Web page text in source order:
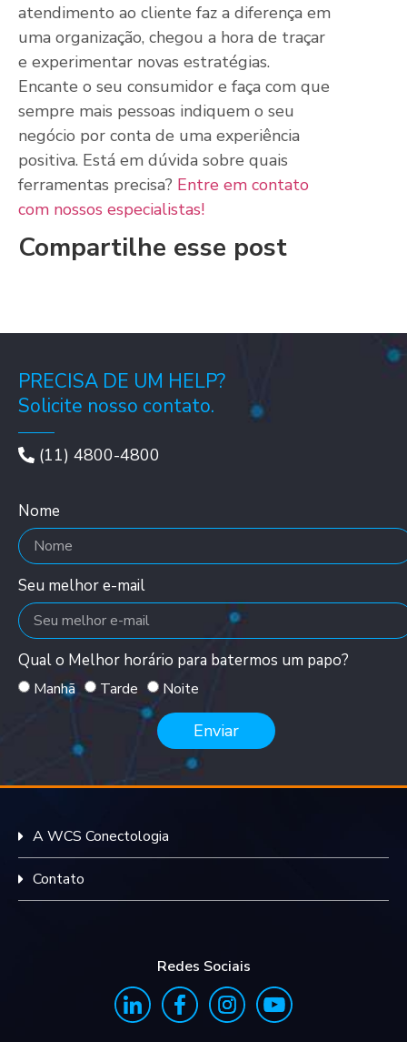
atendimento ao cliente faz a diferença em
uma organização, chegou a hora de traçar
e experimentar novas estratégias.
Encante o seu consumidor e faça com que
sempre mais pessoas indiquem o seu
negócio por conta de uma experiência
positiva. Está em dúvida sobre quais
ferramentas precisa? Entre em contato
com nossos especialistas!
Compartilhe esse post
PRECISA DE UM HELP?
Solicite nosso contato.
(11) 4800-4800
Nome
Seu melhor e-mail
Qual o Melhor horário para batermos um papo?
Manhã Tarde Noite
Enviar
A WCS Conectologia
Contato
Redes Sociais